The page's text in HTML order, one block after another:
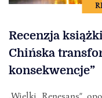
Recenzja
Chińska
konsekwencje”